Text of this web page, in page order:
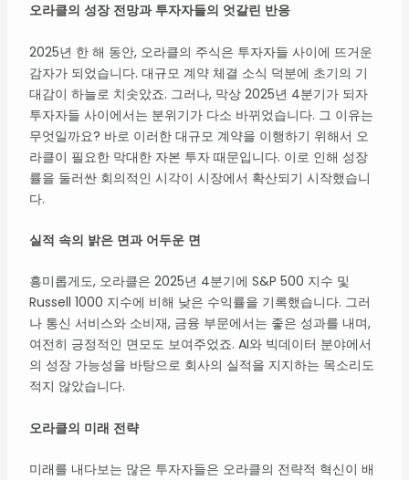
오라클의 성장 전망과 투자자들의 엇갈린 반응
2025년 한 해 동안, 오라클의 주식은 투자자들 사이에 뜨거운
감자가 되었습니다. 대규모 계약 체결 소식 덕분에 초기의 기
대감이 하늘로 치솟았죠. 그러나, 막상 2025년 4분기가 되자
투자자들 사이에서는 분위기가 다소 바뀌었습니다. 그 이유는
무엇일까요? 바로 이러한 대규모 계약을 이행하기 위해서 오
라클이 필요한 막대한 자본 투자 때문입니다. 이로 인해 성장
률을 둘러싼 회의적인 시각이 시장에서 확산되기 시작했습니
다.
실적 속의 밝은 면과 어두운 면
흥미롭게도, 오라클은 2025년 4분기에 S&P 500 지수 및
Russell 1000 지수에 비해 낮은 수익률을 기록했습니다. 그러
나 통신 서비스와 소비재, 금융 부문에서는 좋은 성과를 내며,
여전히 긍정적인 면모도 보여주었죠. AI와 빅데이터 분야에서
의 성장 가능성을 바탕으로 회사의 실적을 지지하는 목소리도
적지 않았습니다.
오라클의 미래 전략
미래를 내다보는 많은 투자자들은 오라클의 전략적 혁신이 배